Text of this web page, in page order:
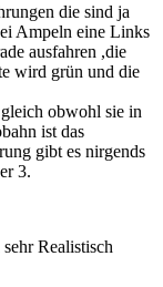
die sind ja
Ampeln eine Links
ausfahren ,die
wird grün und die
obwohl sie in
ist das
gibt es nirgends
3.
Realistisch